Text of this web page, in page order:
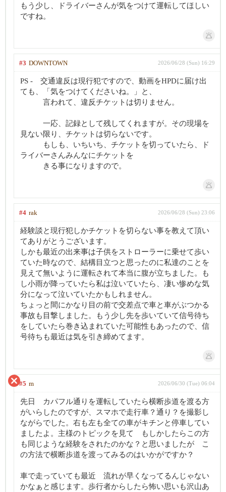
もう少し、ドライバーさんが気をつけて運転してほしい
ですね。
#3 DOWNTOWN 2026/06/28 (Sun) 16:29
PS - 交通違反は現行犯ですので、動画をHPDに届け出
ても、「気をつけてくださいね。」と、
言われて、違反チケットは切りません。
一応、記録として残してくれますが。その現場を
見ない限り、チケットは切らないです。
もしも、いちいち、チケットを切っていたら、ド
ライバーさんみんなにチケットを
きる事になりますので。
#4 rak 2026/06/28 (Sun) 23:06
経験談と現行犯しかチケットを切らない事を教えて頂い
てありがとうございます。
しかも最近の出来事は子供をストローラーに乗せて歩い
ていた時なので、結構目立つと思ったのに私達のことを
見えて無いように運転されて本当に腹が立ちました。も
し小雨が降っていたら私は泣いていたら、凄い惨めな気
分になって泣いていたかもしれません。
ちょっと間にかなり目の前で交差点で車と車がぶつかる
事故も目撃しました。もう少し先を歩いていて信号待ち
をしていたら巻き込まれていた可能性もあったので、信
号待ちも最近は気を引き締めてます。
#5 m 2026/06/30 (Tue) 06:04
先日 カパフル通りを運転していたら横断歩道を渡る方
がいらしたのですが、スマホで走行車？通り？を撮影し
ながらでした。右も左も全ての車がキチンと停車してい
ましたよ。主様のトピックを見て もしかしたらこの方
も同じような経験をされたのかな？と思いましたが こ
の方法で横断歩道を渡ってみるのはいかがですか？
車で走っていても最近 流れが早くなってるんじゃない
かなぁと感じます。歩行者からしたら怖い思いも沢山あ